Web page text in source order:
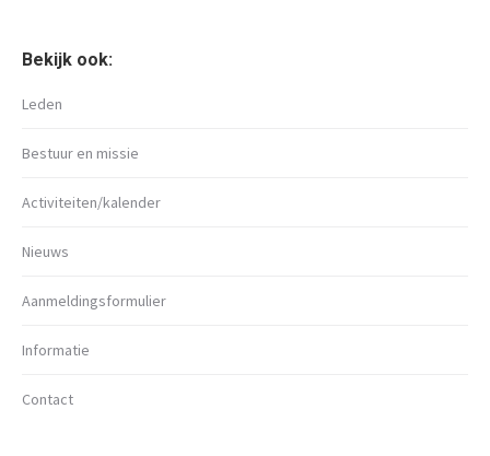
Bekijk ook:
Leden
Bestuur en missie
Activiteiten/kalender
Nieuws
Aanmeldingsformulier
Informatie
Contact